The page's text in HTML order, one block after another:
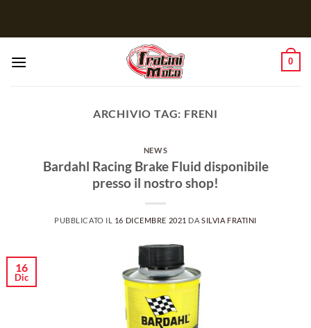
0
ARCHIVIO TAG: FRENI
NEWS
Bardahl Racing Brake Fluid disponibile
presso il nostro shop!
PUBBLICATO IL 16 DICEMBRE 2021 DASILVIA FRATINI
16
Dic